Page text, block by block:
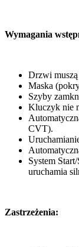
Wymagania
Drzwi
Maska
Szyby
Kluczyk nie
CVT).
System
uruchamia
Zastrzeżenia: